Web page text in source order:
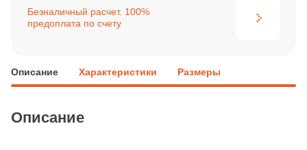
Безналичный расчет. 100%
предоплата по счету
Описание Характеристики Размеры
Описание